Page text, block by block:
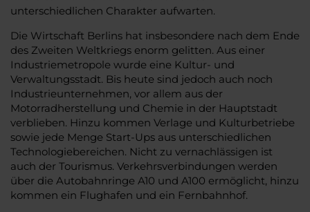
unterschiedlichen Charakter aufwarten.
Die Wirtschaft Berlins hat insbesondere nach dem Ende
des Zweiten Weltkriegs enorm gelitten. Aus einer
Industriemetropole wurde eine Kultur- und
Verwaltungsstadt. Bis heute sind jedoch auch noch
Industrieunternehmen, vor allem aus der
Motorradherstellung und Chemie in der Hauptstadt
verblieben. Hinzu kommen Verlage und Kulturbetriebe
sowie jede Menge Start-Ups aus unterschiedlichen
Technologiebereichen. Nicht zu vernachlässigen ist
auch der Tourismus. Verkehrsverbindungen werden
über die Autobahnringe A10 und A100 ermöglicht, hinzu
kommen ein Flughafen und ein Fernbahnhof.